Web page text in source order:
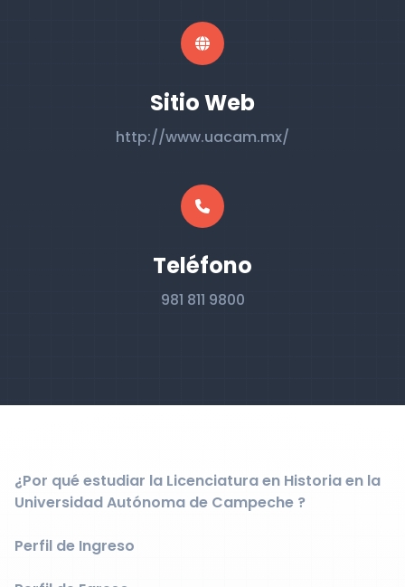
Sitio Web
http://www.uacam.mx/
Teléfono
981 811 9800
¿Por qué estudiar la Licenciatura en Historia en la
Universidad Autónoma de Campeche ?
Perfil de Ingreso